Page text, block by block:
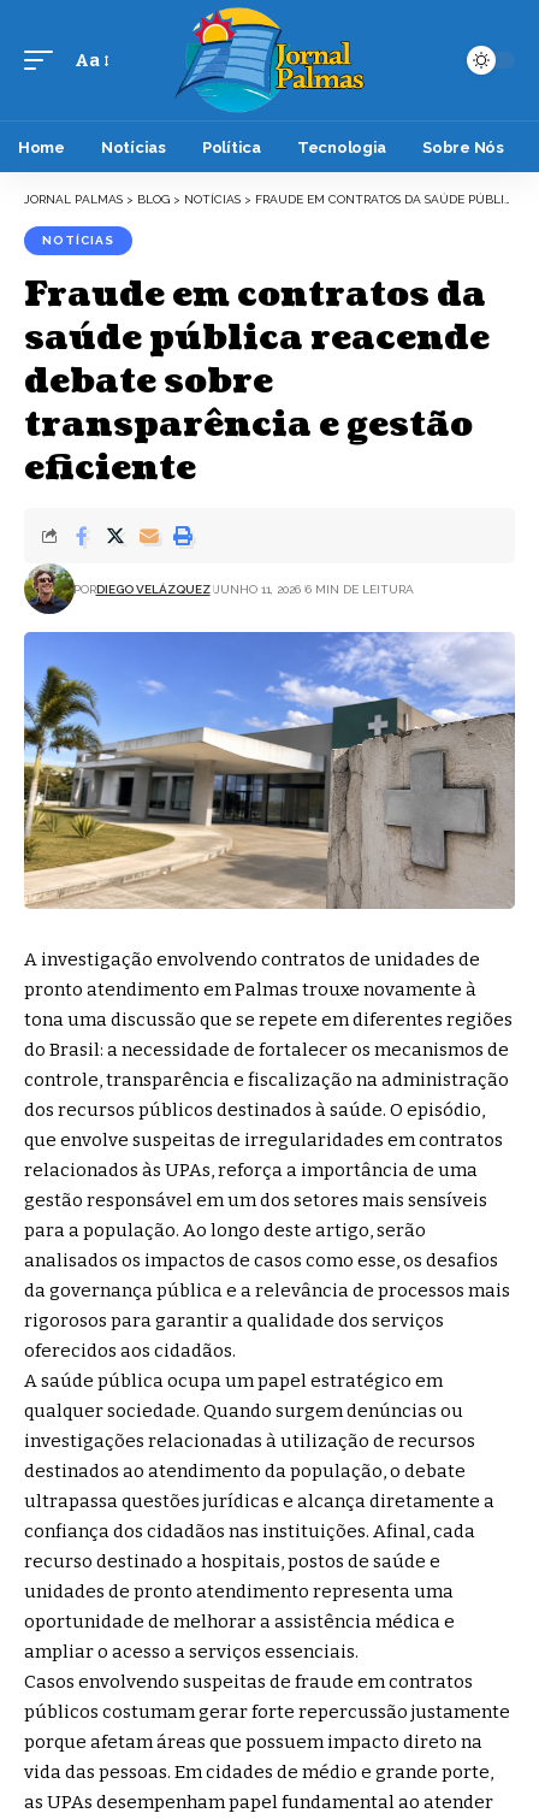
Font
Aa
Home Notícias Política Tecnologia Sobre Nós
JORNAL PALMAS > BLOG > NOTÍCIAS > FRAUDE EM CONTRATOS DA SAÚDE PÚBLICA REACENDE DEBATE SOBRE TRANSPARÊNCIA E GESTÃO EFICIENTE
NOTÍCIAS
Fraude em contratos da
saúde pública reacende
debate sobre
transparência e gestão
eficiente
PORDIEGO VELÁZQUEZ JUNHO 11, 2026 6 MIN DE LEITURA
A investigação envolvendo contratos de unidades de
pronto atendimento em Palmas trouxe novamente à
tona uma discussão que se repete em diferentes regiões
do Brasil: a necessidade de fortalecer os mecanismos de
controle, transparência e fiscalização na administração
dos recursos públicos destinados à saúde. O episódio,
que envolve suspeitas de irregularidades em contratos
relacionados às UPAs, reforça a importância de uma
gestão responsável em um dos setores mais sensíveis
para a população. Ao longo deste artigo, serão
analisados os impactos de casos como esse, os desafios
da governança pública e a relevância de processos mais
rigorosos para garantir a qualidade dos serviços
oferecidos aos cidadãos.
A saúde pública ocupa um papel estratégico em
qualquer sociedade. Quando surgem denúncias ou
investigações relacionadas à utilização de recursos
destinados ao atendimento da população, o debate
ultrapassa questões jurídicas e alcança diretamente a
confiança dos cidadãos nas instituições. Afinal, cada
recurso destinado a hospitais, postos de saúde e
unidades de pronto atendimento representa uma
oportunidade de melhorar a assistência médica e
ampliar o acesso a serviços essenciais.
Casos envolvendo suspeitas de fraude em contratos
públicos costumam gerar forte repercussão justamente
porque afetam áreas que possuem impacto direto na
vida das pessoas. Em cidades de médio e grande porte,
as UPAs desempenham papel fundamental ao atender